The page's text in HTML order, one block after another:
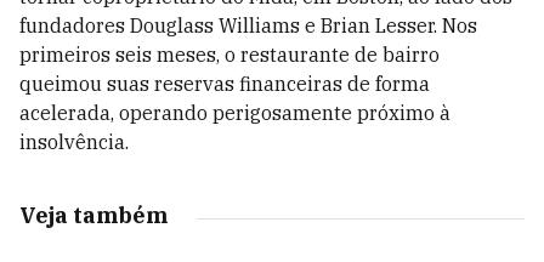
fundadores Douglass Williams e Brian Lesser. Nos
primeiros seis meses, o restaurante de bairro
queimou suas reservas financeiras de forma
acelerada, operando perigosamente próximo à
insolvência.
Veja também